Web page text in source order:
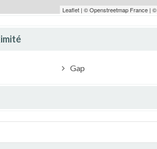
Leaflet | © Openstreetmap France | ©
Gap